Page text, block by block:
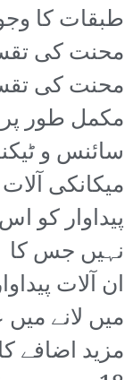
طبقات کا
محنت کی
محنت کی
مکمل طور
سائنس و
میکانکی
پیداوار کو
نہیں جس کا
ان آلات
میں لانے
مزید